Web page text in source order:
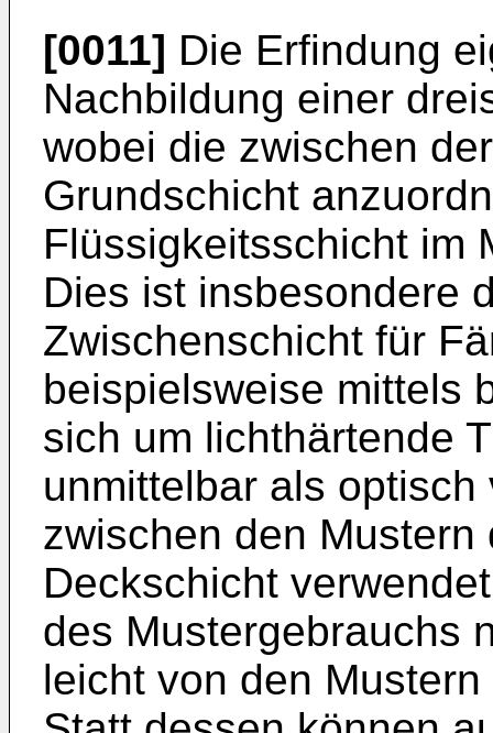
[0011] Die Erfindung
Nachbildung einer
wobei die zwischen
Grundschicht
Flüssigkeitsschicht im
Dies ist insbesondere
Zwischenschicht für
beispielsweise mittels
sich um lichthärtende
unmittelbar als
zwischen den Mustern
Deckschicht
des Mustergebrauchs
leicht von den